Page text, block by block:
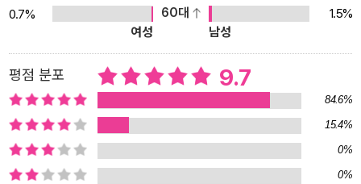
0.7%
60대
1.5%
여성
남성
평점 분포 9.7
84.6%
15.4%
0%
0%